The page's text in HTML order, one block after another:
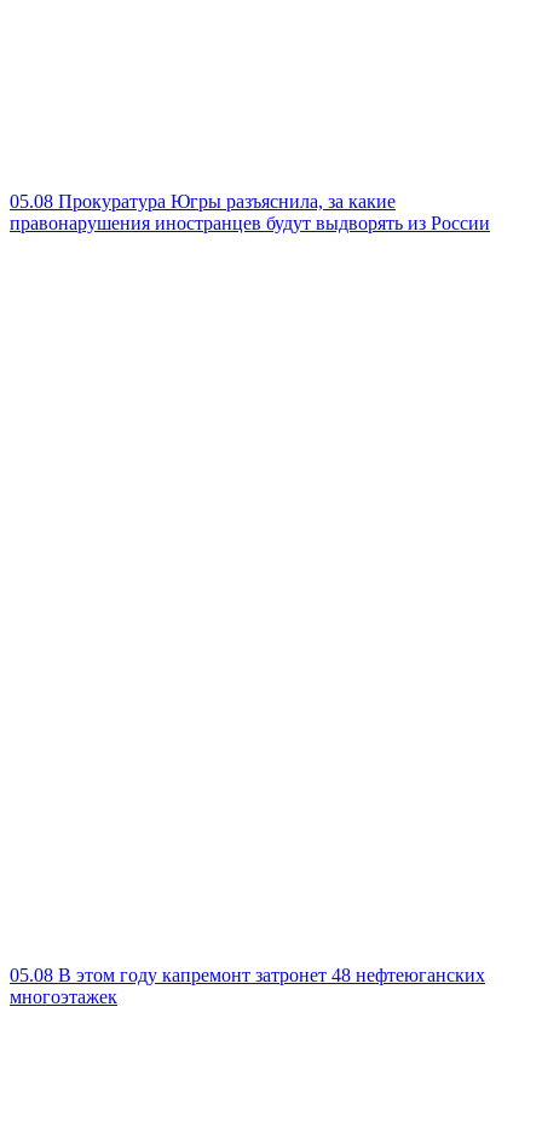
05.08 Прокуратура Югры разъяснила, за какие
правонарушения иностранцев будут выдворять из России
05.08 В этом году капремонт затронет 48 нефтеюганских
многоэтажек